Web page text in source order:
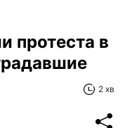
протеста в
2 хв